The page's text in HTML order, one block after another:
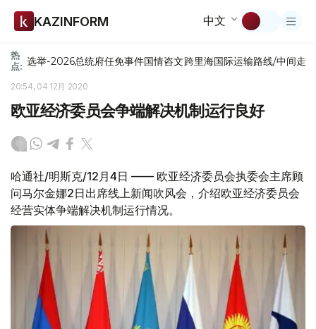
KAZINFORM 中文
热
点: 选举-2026总统府任免事件国情咨文跨里海国际运输路线/中间走廊
20:54, 04 12月 2020
欧亚经济委员会争端解决机制运行良好
哈通社/明斯克/12月4日 —— 欧亚经济委员会执委会主席顾
问马尔金娜2日出席线上新闻吹风会，介绍欧亚经济委员会
经营实体争端解决机制运行情况。